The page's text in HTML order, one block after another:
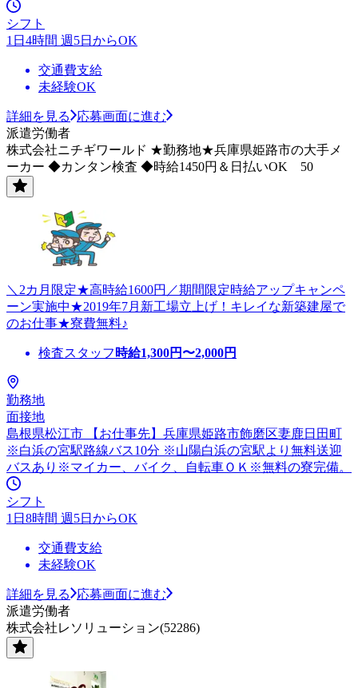
シフト
1日4時間 週5日からOK
交通費支給
未経験OK
詳細を見る
応募画面に進む
派遣労働者
株式会社ニチギワールド ★勤務地★兵庫県姫路市の大手メ
ーカー ◆カンタン検査 ◆時給1450円＆日払いOK 50
＼2カ月限定★高時給1600円／期間限定時給アップキャンペ
ーン実施中★2019年7月新工場立上げ！キレイな新築建屋で
のお仕事★寮費無料♪
検査スタッフ 時給1,300円〜2,000円
勤務地
面接地
島根県松江市 【お仕事先】兵庫県姫路市飾磨区妻鹿日田町
※白浜の宮駅路線バス10分 ※山陽白浜の宮駅より無料送迎
バスあり※マイカー、バイク、自転車ＯＫ※無料の寮完備。
シフト
1日8時間 週5日からOK
交通費支給
未経験OK
詳細を見る
応募画面に進む
派遣労働者
株式会社レソリューション(52286)